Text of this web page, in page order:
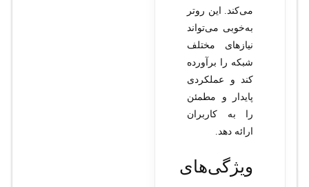
می‌کند. این روتر
به‌خوبی می‌تواند
نیازهای مختلف
شبکه را برآورده
کند و عملکردی
پایدار و مطمئن
را به کاربران
ارائه دهد.
ویژگی‌های